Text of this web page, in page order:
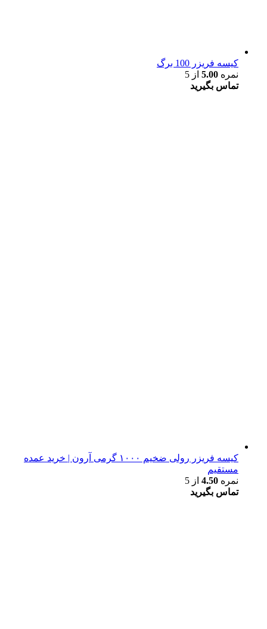
کیسه فریزر 100 برگ
نمره 5.00 از 5
تماس بگیرید
کیسه فریزر رولی ضخیم ۱۰۰۰ گرمی آرون | خرید عمده
مستقیم
نمره 4.50 از 5
تماس بگیرید